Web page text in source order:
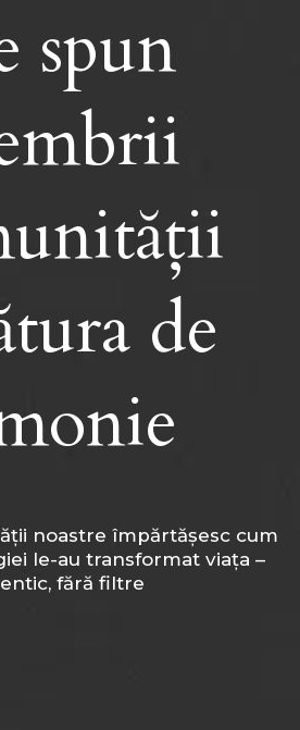
spun
de
noastre împărtășesc cum
le-au transformat viața –
fără filtre